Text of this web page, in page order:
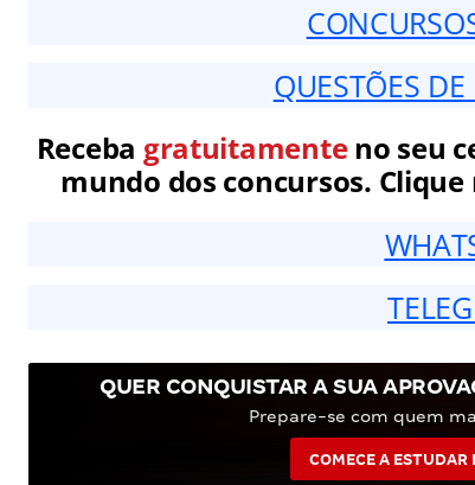
QUESTÕES
Receba gratuitamenteno seu
mundo dos concursos.
QUER CONQUISTAR A SUA
Prepare-se com quem
COMECE A ESTUDAR